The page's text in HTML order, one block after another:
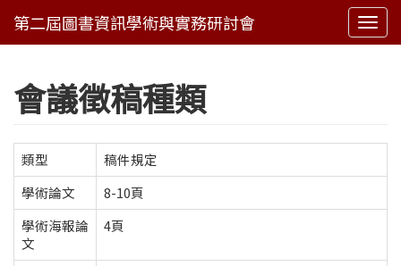
會議徵稿種類
類型
稿件規定
學術論文
8-10頁
學術海報論
文
4頁